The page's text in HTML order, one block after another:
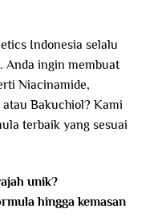
Indonesia selalu
Anda ingin membuat
Niacinamide,
Bakuchiol? Kami
terbaik yang sesuai
unik?
hingga kemasan